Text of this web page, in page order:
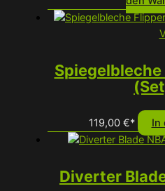
119,00 €*
In
Diverter